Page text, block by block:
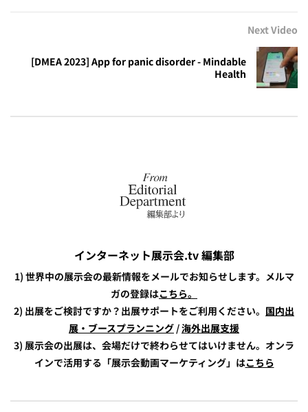
Next Video
[DMEA 2023] App for panic disorder - Mindable
Health
インターネット展示会.tv 編集部
1) 世界中の展示会の最新情報をメールでお知らせします。メルマ
ガの登録はこちら。
2) 出展をご検討ですか？出展サポートをご利用ください。 国内出
展・ブースプランニング /海外出展支援
3) 展示会の出展は、会場だけで終わらせてはいけません。オンラ
インで活用する「展示会動画マーケティング」はこちら